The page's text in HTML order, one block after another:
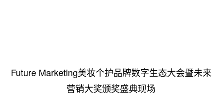
Future Marketing美妆个护品牌数字生态大会暨未来
营销大奖颁奖盛典现场